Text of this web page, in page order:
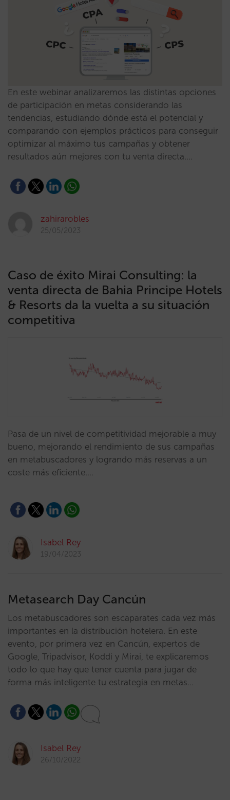
En este webinar analizaremos las distintas opciones
de participación en metas considerando las
tendencias, estudiando dónde está el potencial y
comparando con ejemplos prácticos para conseguir
optimizar al máximo tus campañas y obtener
resultados aún mejores con tu venta directa.…
zahirarobles
25/05/2023
Caso de éxito Mirai Consulting: la
venta directa de Bahia Principe Hotels
& Resorts da la vuelta a su situación
competitiva
Pasa de un nivel de competitividad mejorable a muy
bueno, mejorando el rendimiento de sus campañas
en metabuscadores y logrando más reservas a un
coste más eficiente.…
Isabel Rey
19/04/2023
Metasearch Day Cancún
Los metabuscadores son escaparates cada vez más
importantes en la distribución hotelera. En este
evento, por primera vez en Cancún, expertos de
Google, Tripadvisor, Koddi y Mirai, te explicaremos
todo lo que hay que tener cuenta para jugar de
forma más inteligente tu estrategia en metas…
Isabel Rey
26/10/2022